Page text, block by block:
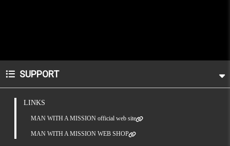
SUPPORT
LINKS
MAN WITH A MISSION official web site
MAN WITH A MISSION WEB SHOP